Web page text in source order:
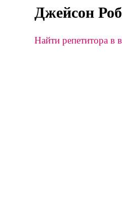
Джейсон
Найти репетитора в